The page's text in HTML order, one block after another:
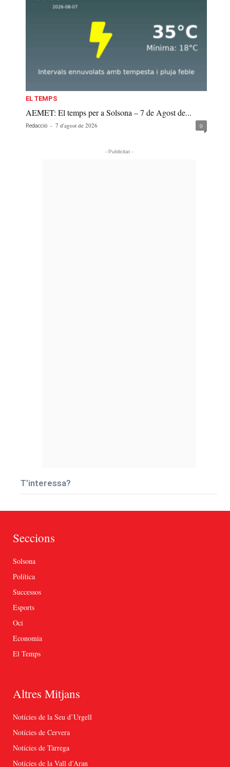
EL TEMPS
AEMET: El temps per a Solsona – 7 de Agost de...
Redacció - 7 d'agost de 2026 0
- Publicitat -
T’interessa?
Seccions
Solsona
Política
Successos
Esports
Oci
Economia
El Temps
Altres Mitjans
Notícies de la Seu d’Urgell
Notícies de Cervera
Notícies de Tàrrega
Notícies de la Vall d’Aran